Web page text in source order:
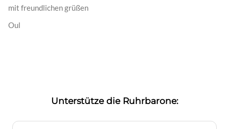
mit freundlichen grüßen
Oul
Unterstütze die Ruhrbarone: